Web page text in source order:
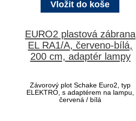
EURO2 plastová zábrana
EL RA1/A, červeno-bílá,
200 cm, adaptér lampy
Závorový plot Schake Euro2, typ
ELEKTRO, s adaptérem na lampu,
červená / bílá